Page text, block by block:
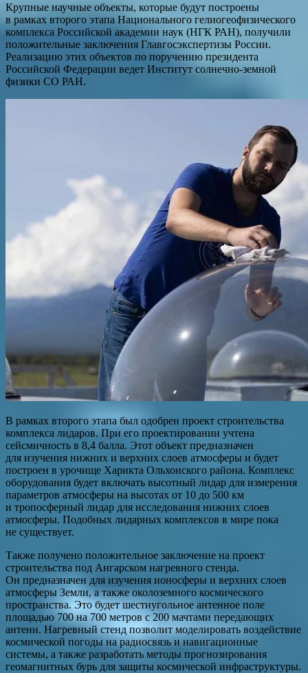
Крупные научные объекты, которые будут построены
в рамках второго этапа Национального гелиогеофизического
комплекса Российской академии наук (НГК РАН), получили
положительные заключения Главгосэкспертизы России.
Реализацию этих объектов по поручению президента
Российской Федерации ведет Институт солнечно-земной
физики СО РАН.
В рамках второго этапа был одобрен проект строительства
комплекса лидаров. При его проектировании учтена
сейсмичность в 8,4 балла. Этот объект предназначен
для изучения нижних и верхних слоев атмосферы и будет
построен в урочище Харикта Ольхонского района. Комплекс
оборудования будет включать высотный лидар для измерения
параметров атмосферы на высотах от 10 до 500 км
и тропосферный лидар для исследования нижних слоев
атмосферы. Подобных лидарных комплексов в мире пока
не существует.
Также получено положительное заключение на проект
строительства под Ангарском нагревного стенда.
Он предназначен для изучения ионосферы и верхних слоев
атмосферы Земли, а также околоземного космического
пространства. Это будет шестиугольное антенное поле
площадью 700 на 700 метров с 200 мачтами передающих
антенн. Нагревный стенд позволит моделировать воздействие
космической погоды на радиосвязь и навигационные
системы, а также разработать методы прогнозирования
геомагнитных бурь для защиты космической инфраструктуры.